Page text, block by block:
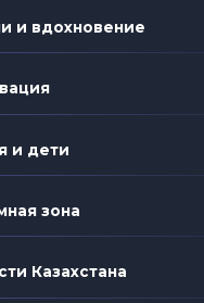
и вдохновение
и дети
зона
Казахстана